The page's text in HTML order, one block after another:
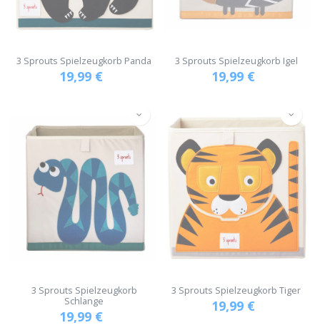
3 Sprouts Spielzeugkorb Panda
19,99 €
3 Sprouts Spielzeugkorb Igel
19,99 €
3 Sprouts Spielzeugkorb
Schlange
19,99 €
3 Sprouts Spielzeugkorb Tiger
19,99 €